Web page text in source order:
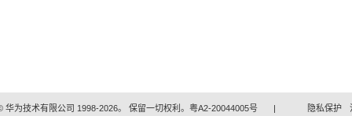
华为技术有限公司 1998-2026。 保留一切权利。粤A2-20044005号 | 隐私保护